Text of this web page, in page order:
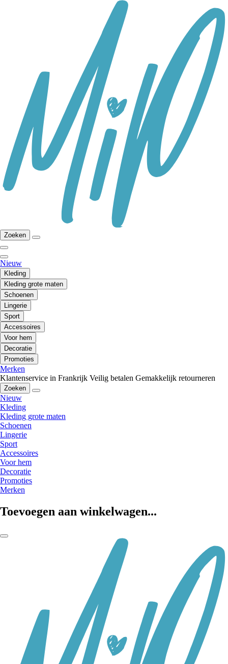
Zoeken
Nieuw
Kleding
Kleding grote maten
Schoenen
Lingerie
Sport
Accessoires
Voor hem
Decoratie
Promoties
Merken
Klantenservice in Frankrijk Veilig betalen Gemakkelijk retourneren
Zoeken
Nieuw
Kleding
Kleding grote maten
Schoenen
Lingerie
Sport
Accessoires
Voor hem
Decoratie
Promoties
Merken
Toevoegen aan winkelwagen...